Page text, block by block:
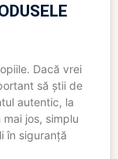
Dacă vrei
să știi de
autentic, la
jos, simplu
în siguranță